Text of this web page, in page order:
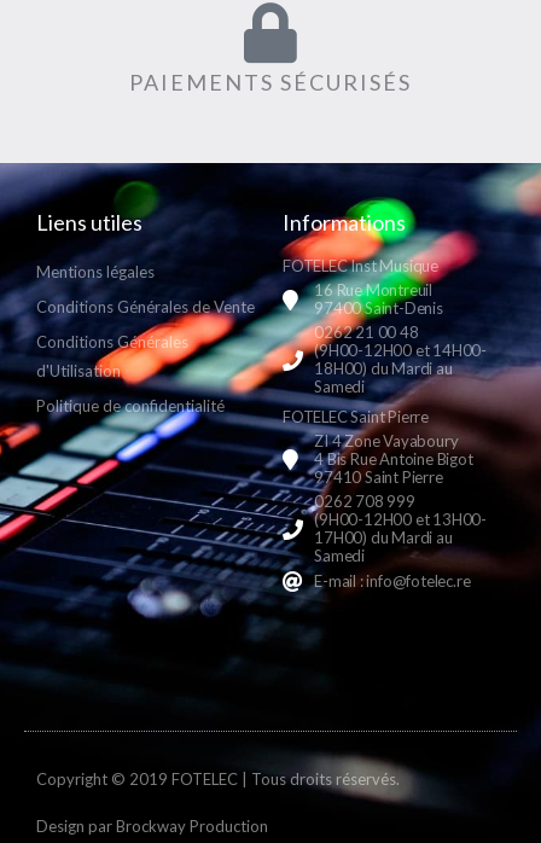
PAIEMENTS SÉCURISÉS
Liens utiles
Mentions légales
Conditions Générales de Vente
Conditions Générales
d'Utilisation
Politique de confidentialité
Informations
FOTELEC Inst Musique
16 Rue Montreuil
97400 Saint-Denis
0262 21 00 48
(9H00-12H00 et 14H00-
18H00) du Mardi au
Samedi
FOTELEC Saint Pierre
ZI 4 Zone Vayaboury
4 Bis Rue Antoine Bigot
97410 Saint Pierre
0262 708 999
(9H00-12H00 et 13H00-
17H00) du Mardi au
Samedi
E-mail : info@fotelec.re
Copyright © 2019 FOTELEC | Tous droits réservés.
Design parBrockway Production